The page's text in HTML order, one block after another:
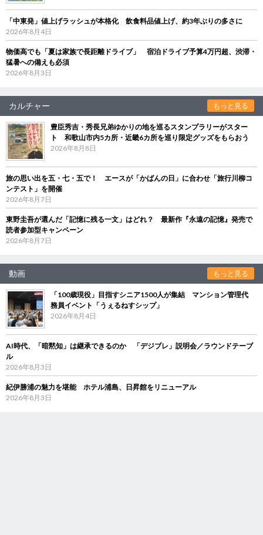
「中東発」値上げラッシュが本格化 飲食料品値上げ、約3年ぶりの多さに
2026年8月4日
物価高でも「夏は家族で長距離ドライブ」 宿泊ドライブ予算4万円超、渋滞・
猛暑への備えも必須
2026年8月3日
カルチャー もっと見る
豊臣秀吉・秀長兄弟ゆかりの地を巡るスタンプラリーがスター
ト 和歌山市内5カ所・近畿6カ所を巡り限定グッズをもらおう
2026年8月8日
旅の思い出を五・七・五で！ エースが「かばんの日」に合わせ「旅行川柳コ
ンテスト」を開催
2026年8月7日
東野圭吾が選んだ「記憶に残る一文」はどれ？ 最新作『永遠の記憶』発売で
読者参加型キャンペーン
2026年8月7日
動画 もっと見る
「100歳現役」目指すシニア1500人が集結 マンション管理代
務員イベント「うぇるねすシップ」
2026年8月4日
AI時代、「暗黙知」は継承できるのか 「デジブレ」説明会／ラウンドテーブ
ル
2026年8月3日
紀伊勝浦の魅力を堪能 ホテル浦島、日昇館をリニューアル
2026年8月3日